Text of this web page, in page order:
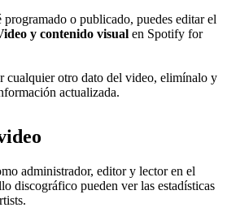
o publicado, puedes editar el
y contenido visual en Spotify for
cualquier otro dato del video, elimínalo y
actualizada.
administrador, editor y lector en el
discográfico pueden ver las estadísticas